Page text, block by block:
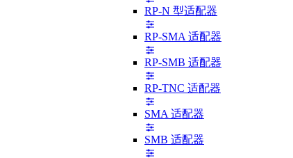
RP-N 型适配器
RP-SMA 适配器
RP-SMB 适配器
RP-TNC 适配器
SMA 适配器
SMB 适配器